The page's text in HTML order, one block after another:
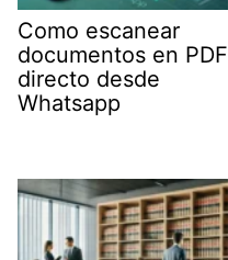
Como escanear
documentos en PDF
directo desde
Whatsapp